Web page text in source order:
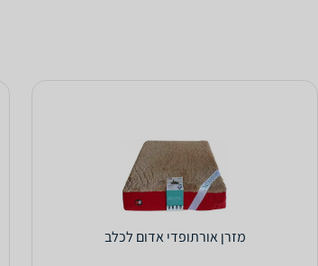
מזרן אורתופדי אדום לכלב